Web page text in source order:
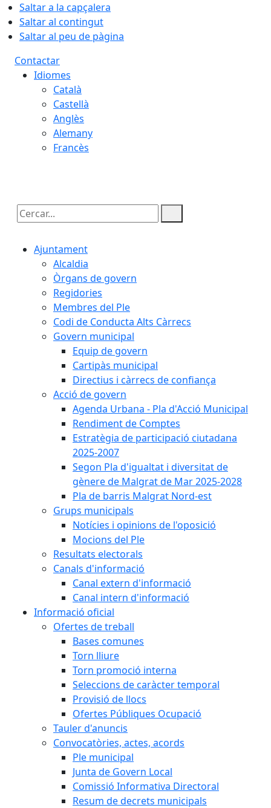
Saltar a la capçalera
Saltar al contingut
Saltar al peu de pàgina
Contactar
Idiomes
Català
Castellà
Anglès
Alemany
Francès
Cercar:
Ajuntament
Alcaldia
Òrgans de govern
Regidories
Membres del Ple
Codi de Conducta Alts Càrrecs
Govern municipal
Equip de govern
Cartipàs municipal
Directius i càrrecs de confiança
Acció de govern
Agenda Urbana - Pla d'Acció Municipal
Rendiment de Comptes
Estratègia de participació ciutadana
2025-2007
Segon Pla d'igualtat i diversitat de
gènere de Malgrat de Mar 2025-2028
Pla de barris Malgrat Nord-est
Grups municipals
Notícies i opinions de l'oposició
Mocions del Ple
Resultats electorals
Canals d'informació
Canal extern d'informació
Canal intern d'informació
Informació oficial
Ofertes de treball
Bases comunes
Torn lliure
Torn promoció interna
Seleccions de caràcter temporal
Provisió de llocs
Ofertes Públiques Ocupació
Tauler d'anuncis
Convocatòries, actes, acords
Ple municipal
Junta de Govern Local
Comissió Informativa Directoral
Resum de decrets municipals